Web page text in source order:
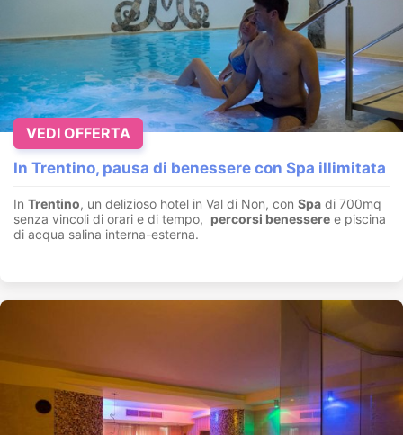
In Trentino, pausa di benessere con Spa illimitata
In Trentino, un delizioso hotel in Val di Non, con Spa di 700mq
senza vincoli di orari e di tempo, percorsi benessere e piscina
di acqua salina interna-esterna.
VEDI OFFERTA